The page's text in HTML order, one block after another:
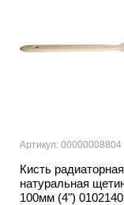
Артикул: 00000008804
Кисть
натуральная
100мм (4") 0102140